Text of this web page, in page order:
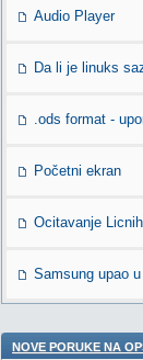
Audio Player
Da li je linuks
.ods format -
Početni ekran
Ocitavanje
Samsung upao
NOVE PORUKE NA